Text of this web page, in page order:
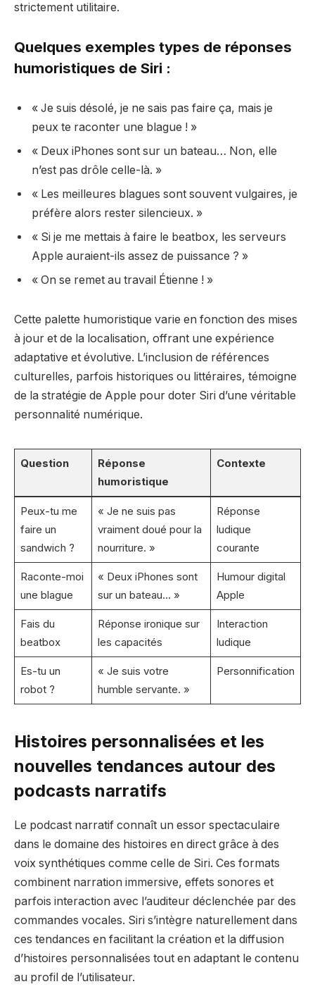
strictement utilitaire.
Quelques exemples types de réponses
humoristiques de Siri :
« Je suis désolé, je ne sais pas faire ça, mais je
peux te raconter une blague ! »
« Deux iPhones sont sur un bateau… Non, elle
n’est pas drôle celle-là. »
« Les meilleures blagues sont souvent vulgaires, je
préfère alors rester silencieux. »
« Si je me mettais à faire le beatbox, les serveurs
Apple auraient-ils assez de puissance ? »
« On se remet au travail Étienne ! »
Cette palette humoristique varie en fonction des mises
à jour et de la localisation, offrant une expérience
adaptative et évolutive. L’inclusion de références
culturelles, parfois historiques ou littéraires, témoigne
de la stratégie de Apple pour doter Siri d’une véritable
personnalité numérique.
Question
Réponse
humoristique
Contexte
Peux-tu me
faire un
sandwich ?
« Je ne suis pas
vraiment doué pour la
nourriture. »
Réponse
ludique
courante
Raconte-moi
une blague
« Deux iPhones sont
sur un bateau… »
Humour digital
Apple
Fais du
beatbox
Réponse ironique sur
les capacités
Interaction
ludique
Es-tu un
robot ?
« Je suis votre
humble servante. »
Personnification
Histoires personnalisées et les
nouvelles tendances autour des
podcasts narratifs
Le podcast narratif connaît un essor spectaculaire
dans le domaine des histoires en direct grâce à des
voix synthétiques comme celle de Siri. Ces formats
combinent narration immersive, effets sonores et
parfois interaction avec l’auditeur déclenchée par des
commandes vocales. Siri s’intègre naturellement dans
ces tendances en facilitant la création et la diffusion
d’histoires personnalisées tout en adaptant le contenu
au profil de l’utilisateur.